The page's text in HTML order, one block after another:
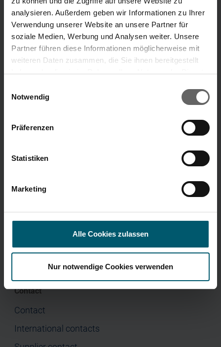
analysieren. Außerdem geben wir Informationen zu Ihrer
Verwendung unserer Website an unsere Partner für
soziale Medien, Werbung und Analysen weiter. Unsere
Partner führen diese Informationen möglicherweise mit
weiteren Daten zusammen, die Sie ihnen bereitgestellt
haben oder die sie im Rahmen Ihrer Nutzung der Dienste
Cookies, wenn Sie unsere Webseite weiterhin nutzen.
Notwendig
Präferenzen
Statistiken
Marketing
Alle Cookies zulassen
Nur notwendige Cookies verwenden
Our Brands
“Our ideas that make your life easier.”
Leifheit brand Soehnle brand
ABOUT US
Menu
Company
Investor Relations
Contact
Contact
International contacts
Search suggestions